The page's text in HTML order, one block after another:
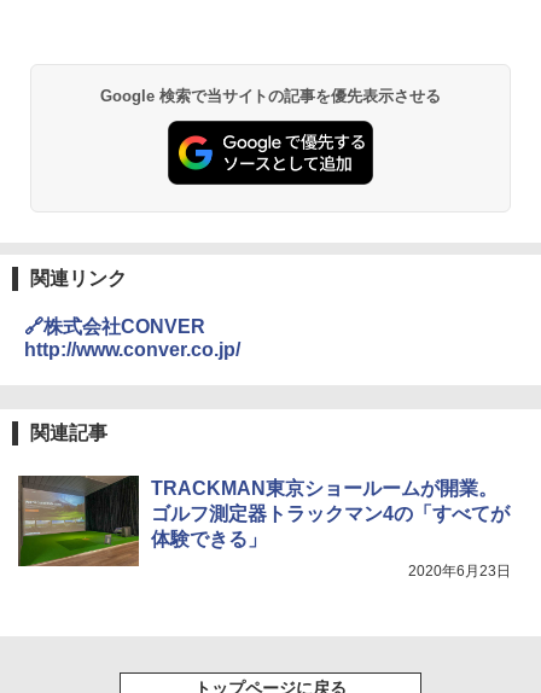
GRANDOOR ステンレス保冷剤 2個セット 2
026リニューアル 急速冷凍 空間倍増 衛生的
コンパクト 保冷力長持ち
￥2,980
秒）射程5～10m 安全ロック搭載 携帯収納袋
付き ヒグマ・イノシシ対策 自治体・教育機
関の購入実績 登山・キャンプ・アウトドア・
Across やわらか保冷剤 日本製 固まらない 1
1cm ソフト 2個セット (2個セット)
通気窓付き】収納袋付き UVカット 防水 防災
Google 検索で当サイトの記事を優先表示させる
関連リンク
🔗株式会社CONVER
http://www.conver.co.jp/
関連記事
TRACKMAN東京ショールームが開業。
ゴルフ測定器トラックマン4の「すべてが
体験できる」
2020年6月23日
トップページに戻る